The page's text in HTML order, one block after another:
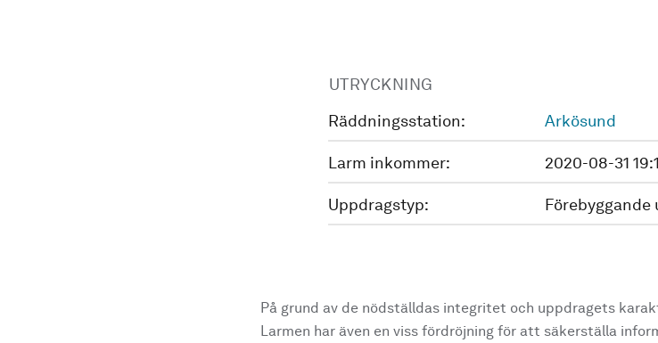
UTRYCKNING
Räddningsstation:
Arkösund
Larm inkommer: 2020-08-31
Uppdragstyp:
På grund av de nödställdas integritet och uppdragets
Larmen har även en viss fördröjning för att säkerställa